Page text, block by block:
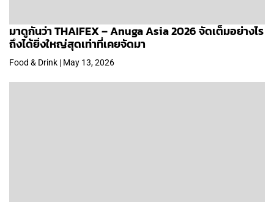
มาดูกันว่า THAIFEX – Anuga Asia 2026 จัดเต็มอย่างไร
ถึงได้ยิ่งใหญ่สุดเท่าที่เคยจัดมา
Food & Drink | May 13, 2026